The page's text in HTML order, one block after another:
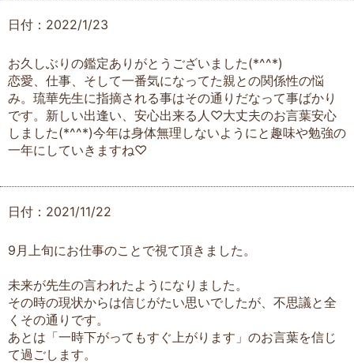
日付：2022/1/23
お久しぶりの鑑定ありがとうございました(*^^*)
恋愛、仕事、そして一番気になってた親との関係性の悩
み。琉華先生に指摘される事はその通りだなって事ばかり
です。新しい出逢い、安心出来る人♡大丈夫のお言葉安心
しました(*^^*)今年は身体無理しないようにと趣味や勉強の
一年にしていきますね♡
日付：2021/11/22
9月上旬にお仕事のことで視て頂きました。
未来が先生の言われたようになりました。
その時の現状からは信じがたい思いでしたが、不思議と全
くその通りです。
あとは「一時下がってもすぐ上がります」のお言葉を信じ
て過ごします。